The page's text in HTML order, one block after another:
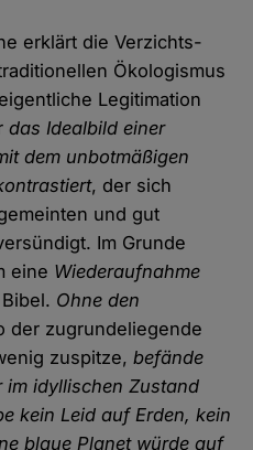
erklärt die Verzichts-
Ökologismus
Legitimation
das Idealbild einer
dem unbotmäßigen
, der sich
und gut
Im Grunde
eine Wiederaufnahme
Ohne den
der zugrundeliegende
zuspitze,befände
im idyllischen Zustand
kein Leid auf Erden, kein
blaue Planet würde auf